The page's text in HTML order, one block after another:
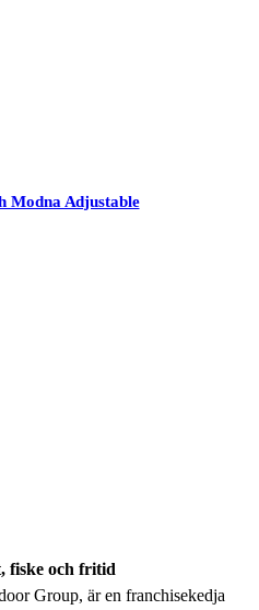
Modna Adjustable
fiske och fritid
Group, är en franchisekedja